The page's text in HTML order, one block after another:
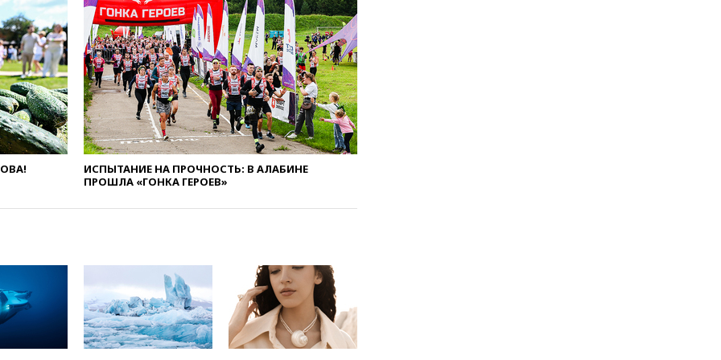
Москву и Киев
вчера, 17:43«Тиса» выдвинула
экс-председателя Верховного
суда на пост президента
Венгрии
вчера, 16:50Politico: «Газовая
авантюра Германии ставит под
угрозу европейскую зиму»
вчера, 16:16Беспилотник
взорвался вблизи
газопровода в Болгарии
вчера, 15:25При атаке БПЛА в
вчера, 14:54
В Аргентине умер
отец футболиста Лионеля
Месси
вчера, 14:43Турция
ограничила судоходство в
Черном море
ИСПЫТАНИЕ НА ПРОЧНОСТЬ: В АЛАБИНЕ
ПРОШЛА «ГОНКА ГЕРОЕВ»